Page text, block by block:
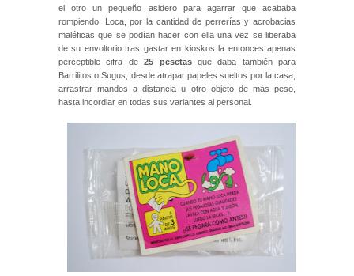
el otro un pequeño asidero para agarrar que acababa
rompiendo. Loca, por la cantidad de perrerías y acrobacias
maléficas que se podían hacer con ella una vez se liberaba
de su envoltorio tras gastar en kioskos la entonces apenas
perceptible cifra de25 pesetas que daba también para
Barrilitos o Sugus; desde atrapar papeles sueltos por la casa,
arrastrar mandos a distancia u otro objeto de más peso,
hasta incordiar en todas sus variantes al personal.